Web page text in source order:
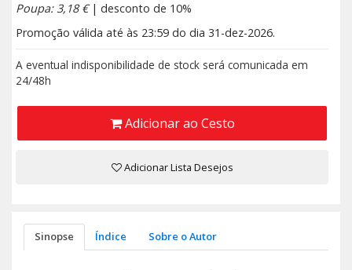
Poupa: 3,18 €| desconto de 10%
Promoção válida até às 23:59 do dia 31-dez-2026.
A eventual indisponibilidade de stock será comunicada em
24/48h
Adicionar ao Cesto
Adicionar Lista Desejos
Sinopse Índice Sobre o Autor